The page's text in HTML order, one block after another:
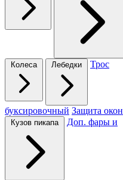
Колеса Лебедки Трос
буксировочный Защита окон
Кузов пикапа Доп. фары и